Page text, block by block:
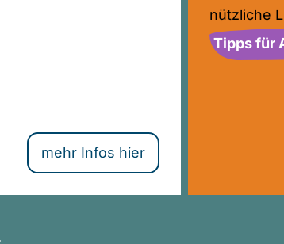
mehr Infos hier
nützliche
Tipps für